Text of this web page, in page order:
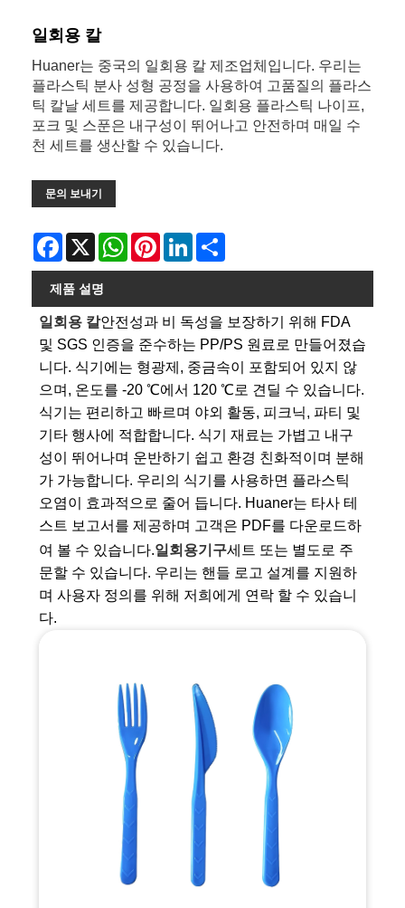
일회용 칼
Huaner는 중국의 일회용 칼 제조업체입니다. 우리는
플라스틱 분사 성형 공정을 사용하여 고품질의 플라스
틱 칼날 세트를 제공합니다. 일회용 플라스틱 나이프,
포크 및 스푼은 내구성이 뛰어나고 안전하며 매일 수
천 세트를 생산할 수 있습니다.
문의 보내기
Facebook
X WhatsAppPinterestLinkedIn
제품 설명
일회용 칼안전성과 비 독성을 보장하기 위해 FDA
및 SGS 인증을 준수하는 PP/PS 원료로 만들어졌습
니다. 식기에는 형광제, 중금속이 포함되어 있지 않
으며, 온도를 -20 ℃에서 120 ℃로 견딜 수 있습니다.
식기는 편리하고 빠르며 야외 활동, 피크닉, 파티 및
기타 행사에 적합합니다. 식기 재료는 가볍고 내구
성이 뛰어나며 운반하기 쉽고 환경 친화적이며 분해
가 가능합니다. 우리의 식기를 사용하면 플라스틱
오염이 효과적으로 줄어 듭니다. Huaner는 타사 테
스트 보고서를 제공하며 고객은 PDF를 다운로드하
여 볼 수 있습니다.일회용기구세트 또는 별도로 주
문할 수 있습니다. 우리는 핸들 로고 설계를 지원하
며 사용자 정의를 위해 저희에게 연락 할 수 있습니
다.